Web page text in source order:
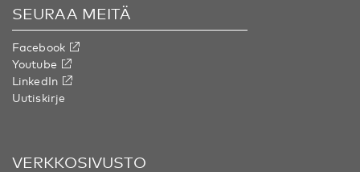
SEURAA MEITÄ
Facebook
Youtube
LinkedIn
Uutiskirje
VERKKOSIVUSTO